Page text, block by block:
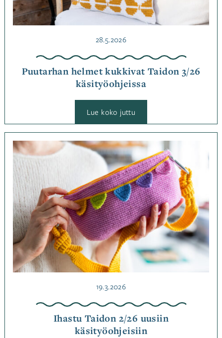
Puutarhan helmet kukkivat Taidon 3/26
käsityöohjeissa
Julkaistu
28.5.2026
Lue koko juttu
helmet
kukkivat
Taidon
3/26
käsityöohjeissa
Ihastu Taidon 2/26 uusiin
käsityöohjeisiin
Julkaistu
19.3.2026
Kategoriassa
Jutut,
Ohjemallistot